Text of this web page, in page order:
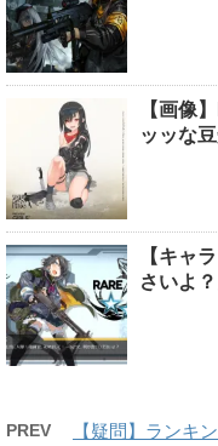
【画像
ッッな
【キャ
さいよ
PREV
【疑問】ランキ